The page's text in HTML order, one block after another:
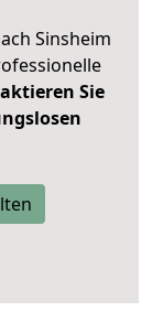
Sinsheim
Sie